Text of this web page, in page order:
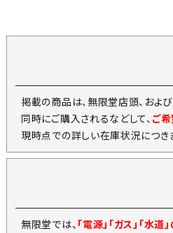
掲載の商品は、無限堂店頭、およ
同時にご購入されるなどして、 ご
現時点での詳しい在庫状況につき
無限堂では、 「電源」「ガス」「水